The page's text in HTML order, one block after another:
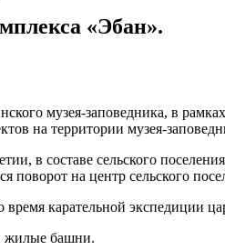
«Эбан».
музея-заповедника, в
на территории музея-
в составе сельского
поворот на центр сельского
карательной экспедиции
жилые башни.